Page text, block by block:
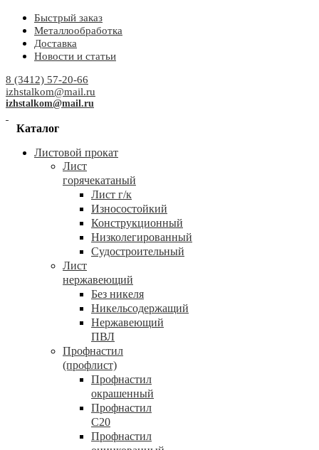
Быстрый заказ
Металлообработка
Доставка
Новости и статьи
8 (3412) 57-20-66
izhstalkom@mail.ru
izhstalkom@mail.ru
Каталог
Листовой прокат
Лист
горячекатаный
Лист г/к
Износостойкий
Конструкционный
Низколегированный
Судостроительный
Лист
нержавеющий
Без никеля
Никельсодержащий
Нержавеющий
ПВЛ
Профнастил
(профлист)
Профнастил
окрашенный
Профнастил
С20
Профнастил